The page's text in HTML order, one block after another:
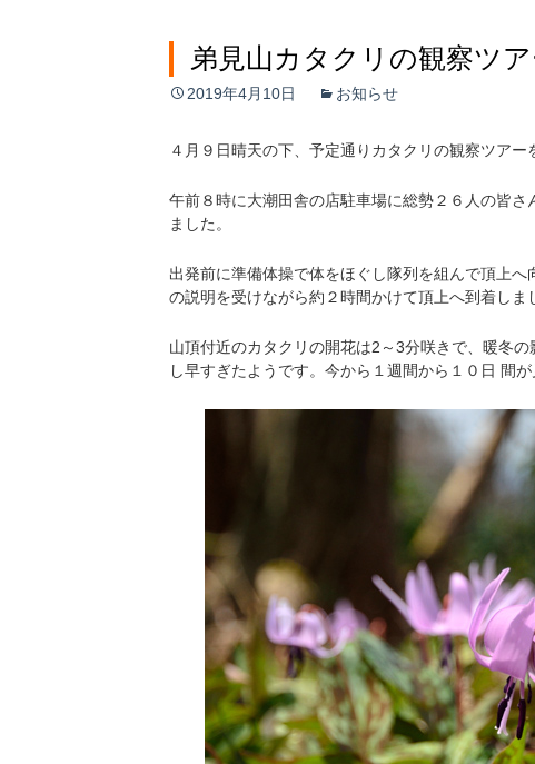
弟見山カタクリの観察ツア
2019年4月10日 お知らせ
４月９日晴天の下、予定通りカタクリの観察ツアー
午前８時に大潮田舎の店駐車場に総勢２６人の皆
ました。
出発前に準備体操で体をほぐし隊列を組んで頂上
の説明を受けながら約２時間かけて頂上へ到着しま
山頂付近のカタクリの開花は2～3分咲きで、暖冬
し早すぎたようです。今から１週間から１０日 間が